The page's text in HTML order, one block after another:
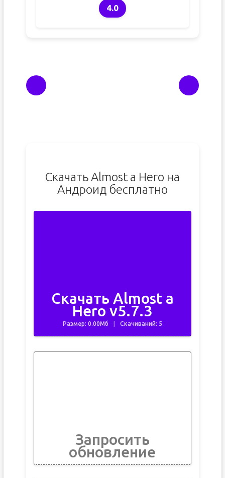
4.0
Скачать Almost a Hero на
Андроид бесплатно
Скачать Almost a
Hero v5.7.3
Размер: 0.00Мб Скачиваний: 5
Запросить
обновление